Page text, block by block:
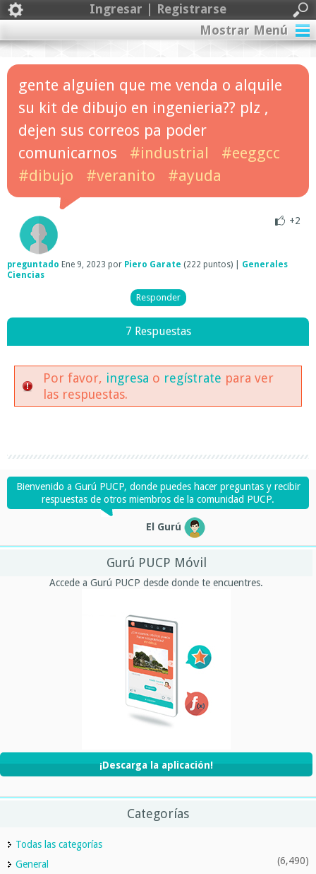
Ingresar | Registrarse
Mostrar Menú
gente alguien que me venda o alquile
su kit de dibujo en ingenieria?? plz ,
dejen sus correos pa poder
comunicarnos
#industrial
#eeggcc
#dibujo
#veranito #ayuda
+2
preguntado Ene 9, 2023 por Piero Garate (222 puntos)
Generales
Ciencias
7 Respuestas
Por favor, ingresa o regístrate para ver
las respuestas.
Bienvenido a Gurú PUCP, donde puedes hacer preguntas y recibir
respuestas de otros miembros de la comunidad PUCP.
El Gurú
Gurú PUCP Móvil
Accede a Gurú PUCP desde donde te encuentres.
¡Descarga la aplicación!
Categorías
Todas las categorías
General
(6,490)